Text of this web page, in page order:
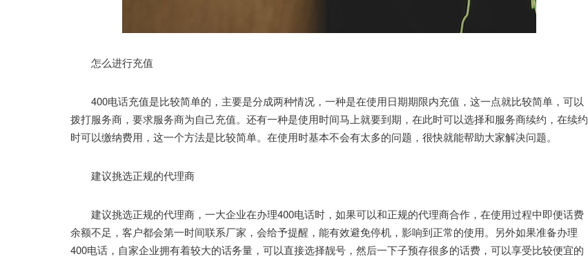
怎么进行充值
400电话充值是比较简单的，主要是分成两种情况，一种是在使用日期期限内充值，这一点就比较简单，可以
拨打服务商，要求服务商为自己充值。还有一种是使用时间马上就要到期，在此时可以选择和服务商续约，在续约
时可以缴纳费用，这一个方法是比较简单。在使用时基本不会有太多的问题，很快就能帮助大家解决问题。
建议挑选正规的代理商
建议挑选正规的代理商，一大企业在办理400电话时，如果可以和正规的代理商合作，在使用过程中即便话费
余额不足，客户都会第一时间联系厂家，会给予提醒，能有效避免停机，影响到正常的使用。另外如果准备办理
400电话，自家企业拥有着较大的话务量，可以直接选择靓号，然后一下子预存很多的话费，可以享受比较便宜的